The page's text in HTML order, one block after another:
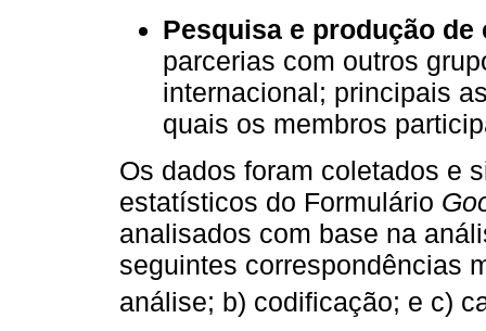
Pesquisa e produção de
parcerias com outros
internacional; principais
quais os membros
Os dados foram coletados e
estatísticos do Formulário
analisados com base na
seguintes correspondências
análise; b) codificação; e c)